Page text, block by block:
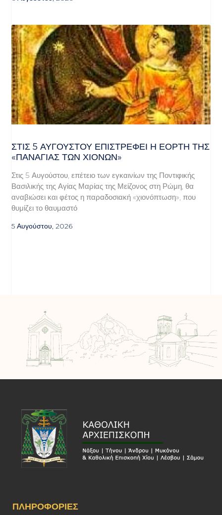
ΣΤΙΣ 5 ΑΥΓΟΎΣΤΟΥ ΕΠΙΣΤΡΈΦΕΙ Η ΕΟΡΤΉ ΤΗΣ
«ΠΑΝΑΓΊΑΣ ΤΩΝ ΧΙΌΝΩΝ»
Στις 5 Αυγούστου, επέτειο των εγκαινίων της Ποντιφικής
Βασιλικής της Αγίας Μαρίας της Μείζονος στη Ρώμη, θα
αναβιώσει και φέτος η παραδοσιακή «χιονόπτωση», που
θυμίζει το θαυμαστό
5 Αυγούστου, 2026
ΠΛΗΡΟΦΟΡΊΕΣ